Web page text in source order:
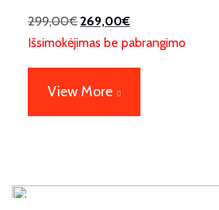
299,00€269,00€
Išsimokėjimas be pabrangimo
View More